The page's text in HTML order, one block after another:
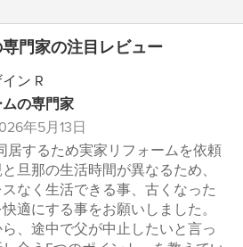
門家の注目レビュー
ン R
ムの専門家
年5月13日
居するため実家リフォームを依頼
旦那の生活時間が異なるため、
なく生活できる事、古くなった
適にする事をお願いしました。
、途中で父が中止したいと言っ